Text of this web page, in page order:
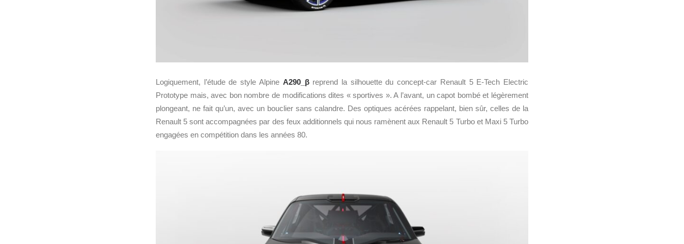
Logiquement, l’étude de style Alpine A290_βreprend la silhouette du concept-car Renault 5 E-Tech Electric
Prototype mais, avec bon nombre de modifications dites « sportives ». A l’avant, un capot bombé et légèrement
plongeant, ne fait qu’un, avec un bouclier sans calandre. Des optiques acérées rappelant, bien sûr, celles de la
Renault 5 sont accompagnées par des feux additionnels qui nous ramènent aux Renault 5 Turbo et Maxi 5 Turbo
engagées en compétition dans les années 80.